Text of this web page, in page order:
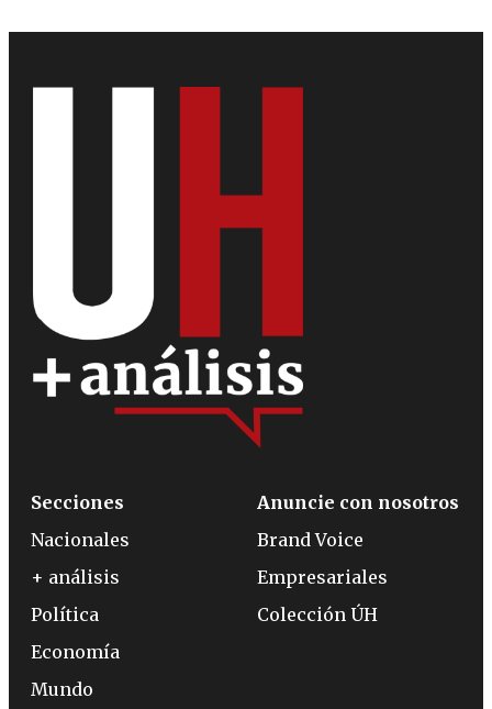
Secciones
Nacionales
+ análisis
Política
Economía
Mundo
Anuncie con nosotros
Brand Voice
Empresariales
Colección ÚH